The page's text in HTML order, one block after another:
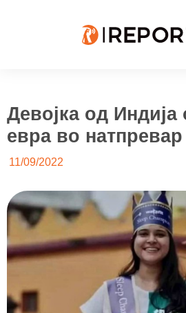
Девојка од Индија
евра во
11/09/2022